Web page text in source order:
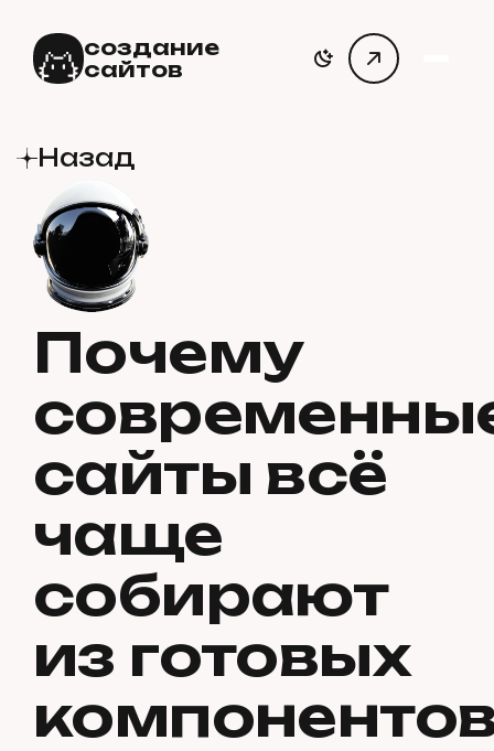
создание
сайтов
Назад
Почему
сайты всё
чаще
собирают
из готовых